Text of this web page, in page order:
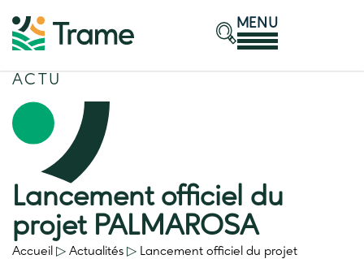
MENU
ACTU
Lancement officiel du
projet PALMAROSA
Accueil ▷ Actualités ▷ Lancement officiel du projet